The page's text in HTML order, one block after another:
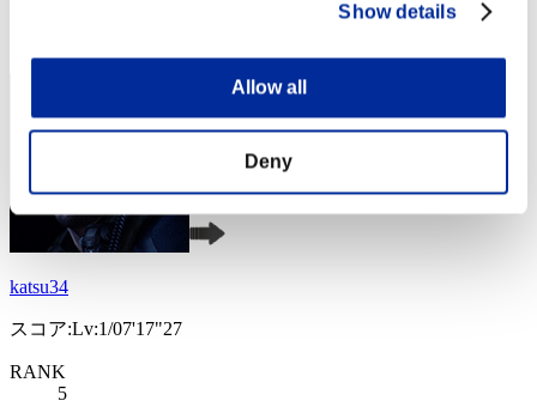
Show details
Allow all
Deny
katsu34
スコア:Lv:1/07'17"27
RANK
5